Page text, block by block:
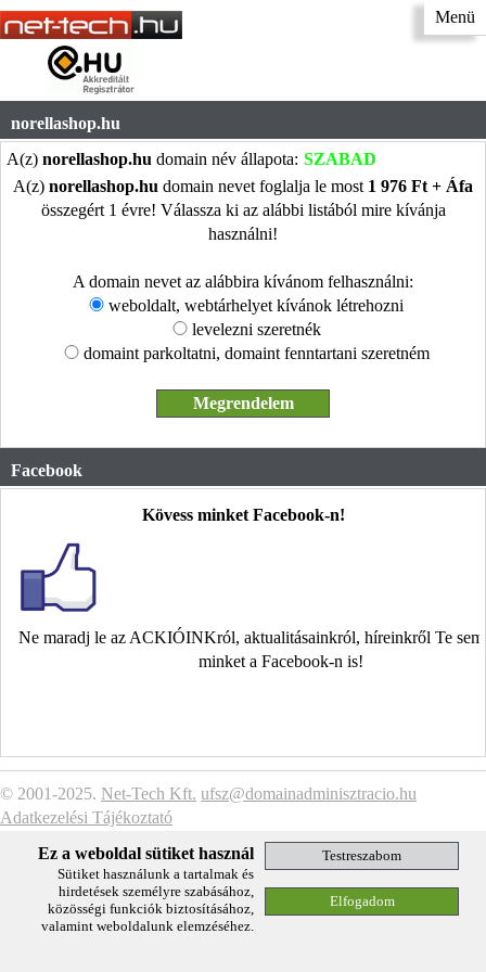
Menü
norellashop.hu
A(z) norellashop.hu domain név állapota: SZABAD
A(z) norellashop.hu domain nevet foglalja le most 1 976 Ft + Áfa
összegért 1 évre! Válassza ki az alábbi listából mire kívánja
használni!
A domain nevet az alábbira kívánom felhasználni:
weboldalt, webtárhelyet kívánok létrehozni
levelezni szeretnék
domaint parkoltatni, domaint fenntartani szeretném
Facebook
Kövess minket Facebook-n!
Ne maradj le az ACKIÓINKról, aktualitásainkról, híreinkről Te
minket a Facebook-n is!
© 2001-2025. Net-Tech Kft. ufsz@domainadminisztracio.hu
Adatkezelési Tájékoztató
Ez a weboldal sütiket használ
Sütiket használunk a tartalmak és
hirdetések személyre szabásához,
közösségi funkciók biztosításához,
valamint weboldalunk elemzéséhez.